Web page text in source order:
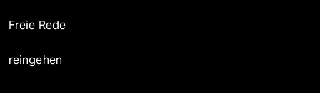
Freie Rede
reingehen